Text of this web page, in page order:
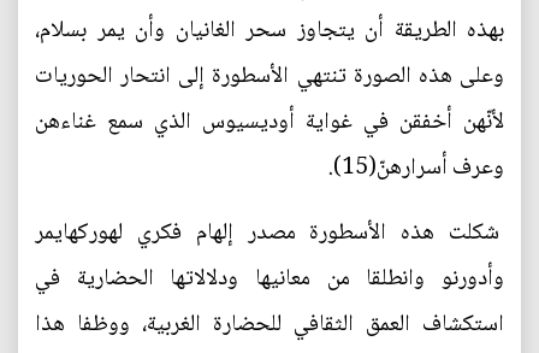
بهذه الطريقة أن يتجاوز سحر الغانيان وأن يمر بسلام،
وعلى هذه الصورة تنتهي الأسطورة إلى انتحار الحوريات
لأنّهن أخفقن في غواية أوديسيوس الذي سمع غناءهن
وعرف أسرارهنّ(15).
شكلت هذه الأسطورة مصدر إلهام فكري لهوركهايمر
وأدورنو وانطلقا من معانيها ودلالاتها الحضارية في
استكشاف العمق الثقافي للحضارة الغربية، ووظفا هذا